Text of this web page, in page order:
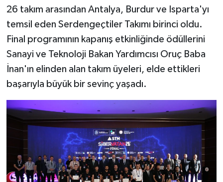
26 takım arasından Antalya, Burdur ve Isparta'yı
temsil eden Serdengeçtiler Takımı birinci oldu.
Final programının kapanış etkinliğinde ödüllerini
Sanayi ve Teknoloji Bakan Yardımcısı Oruç Baba
İnan'ın elinden alan takım üyeleri, elde ettikleri
başarıyla büyük bir sevinç yaşadı.